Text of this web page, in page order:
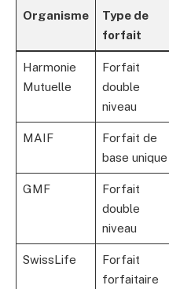
Organisme
Type de
forfait
Harmonie
Mutuelle
Forfait
double
niveau
MAIF
Forfait de
base unique
GMF
Forfait
double
niveau
SwissLife
Forfait
forfaitaire